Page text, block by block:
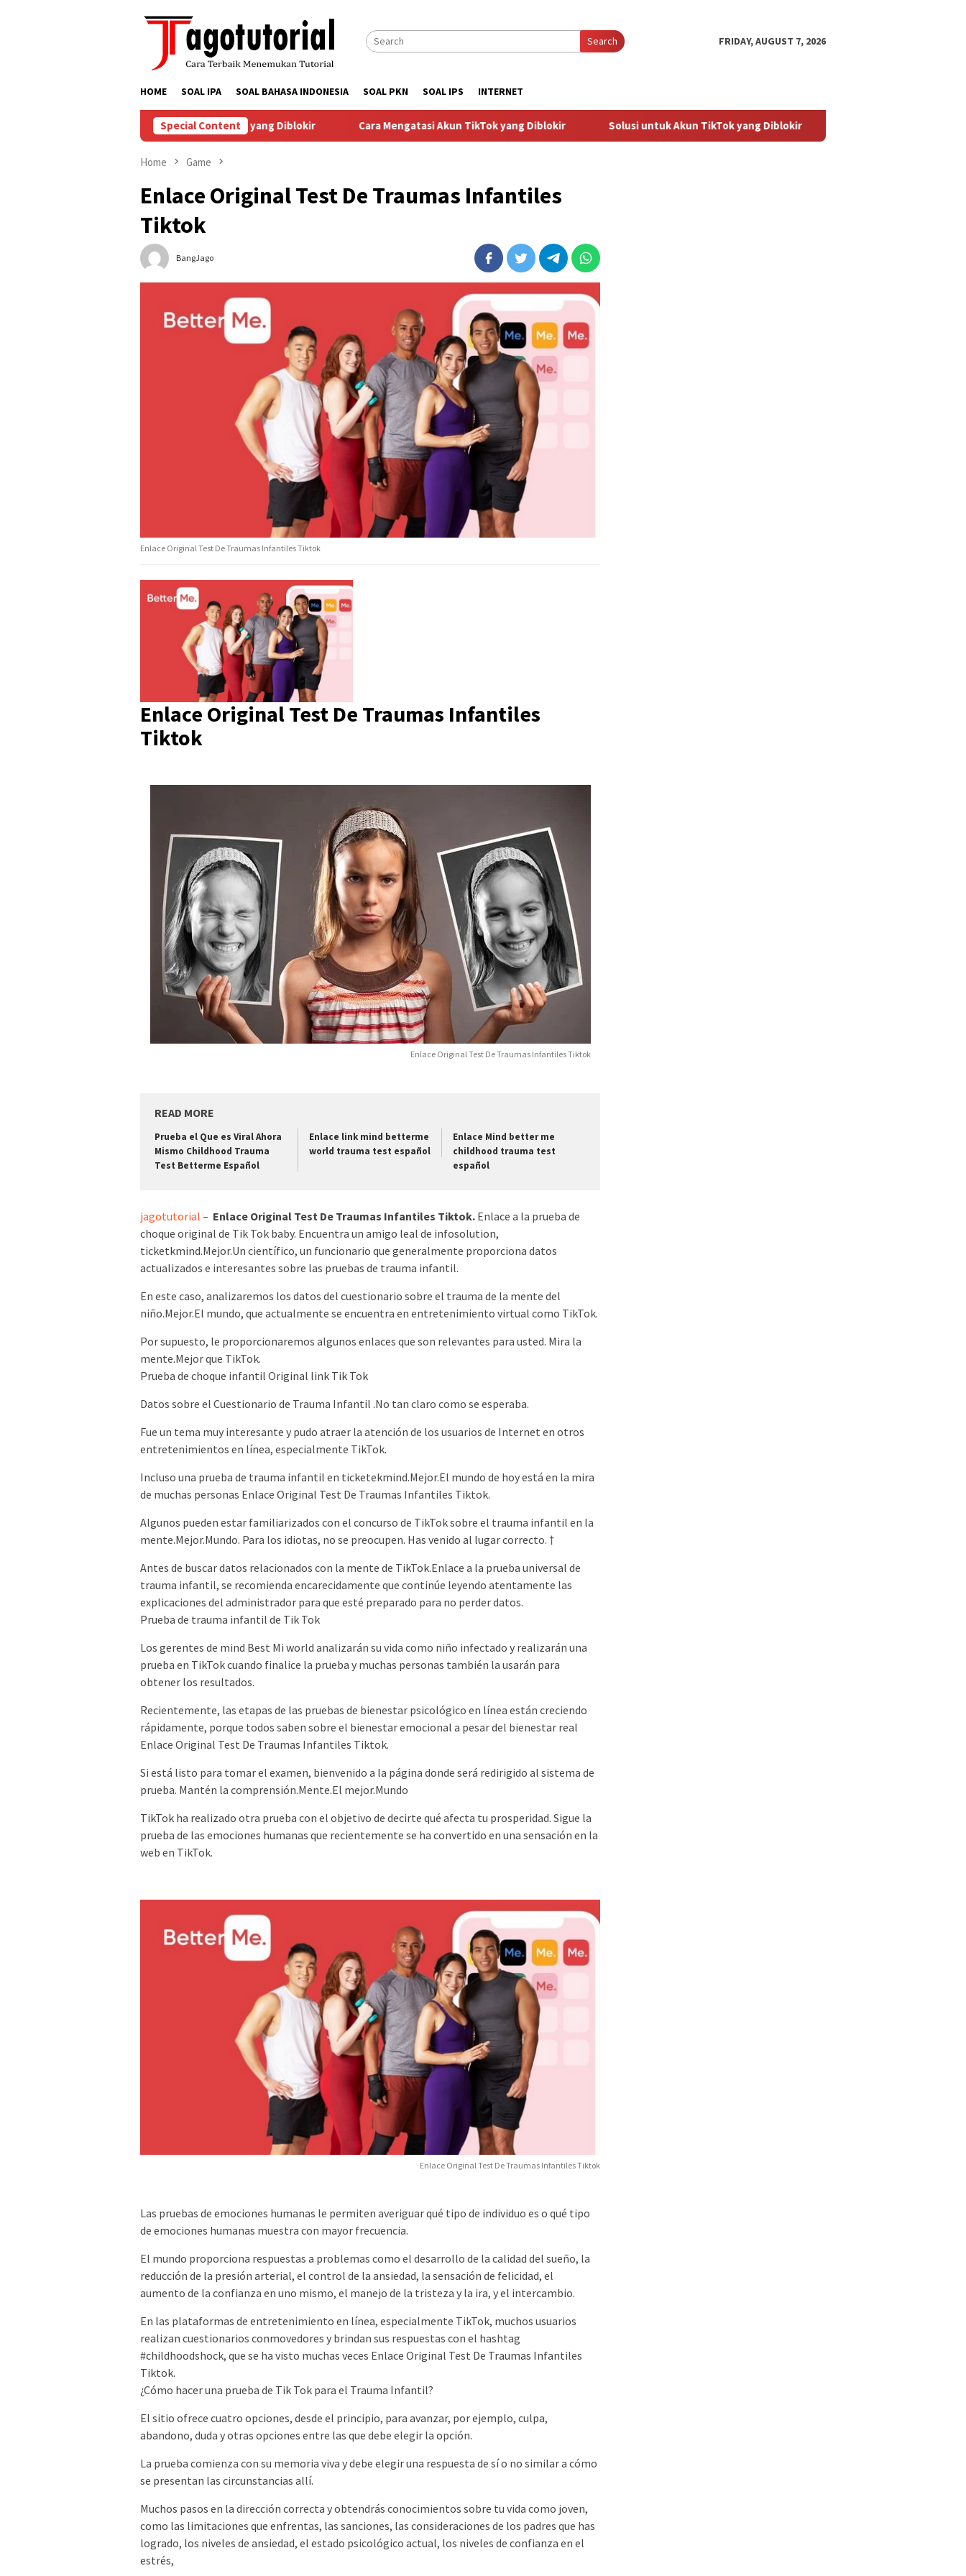
Search FRIDAY, AUGUST 7, 2026
HOME SOAL IPA SOAL BAHASA INDONESIA SOAL PKN SOAL IPS INTERNET
Special Content
Masalah Akun TikTok yang Diblokir Cara Mengatasi Akun TikTok yang Diblokir Solusi untuk Akun TikTok yang Diblokir Panduan untuk Mengaktifkan
Home Game
Enlace Original Test De Traumas Infantiles
Tiktok
BangJago
Enlace Original Test De Traumas Infantiles Tiktok
Enlace Original Test De Traumas Infantiles
Tiktok
Enlace Original Test De Traumas Infantiles Tiktok
READ MORE
Prueba el Que es Viral Ahora
Mismo Childhood Trauma
Test Betterme Español
Enlace link mind betterme
world trauma test español
Enlace Mind better me
childhood trauma test
español
jagotutorial – Enlace Original Test De Traumas Infantiles Tiktok. Enlace a la prueba de
choque original de Tik Tok baby. Encuentra un amigo leal de infosolution,
ticketkmind.Mejor.Un científico, un funcionario que generalmente proporciona datos
actualizados e interesantes sobre las pruebas de trauma infantil.
En este caso, analizaremos los datos del cuestionario sobre el trauma de la mente del
niño.Mejor.El mundo, que actualmente se encuentra en entretenimiento virtual como TikTok.
Por supuesto, le proporcionaremos algunos enlaces que son relevantes para usted. Mira la
mente.Mejor que TikTok.
Prueba de choque infantil Original link Tik Tok
Datos sobre el Cuestionario de Trauma Infantil .No tan claro como se esperaba.
Fue un tema muy interesante y pudo atraer la atención de los usuarios de Internet en otros
entretenimientos en línea, especialmente TikTok.
Incluso una prueba de trauma infantil en ticketekmind.Mejor.El mundo de hoy está en la mira
de muchas personas Enlace Original Test De Traumas Infantiles Tiktok.
Algunos pueden estar familiarizados con el concurso de TikTok sobre el trauma infantil en la
mente.Mejor.Mundo. Para los idiotas, no se preocupen. Has venido al lugar correcto. †
Antes de buscar datos relacionados con la mente de TikTok.Enlace a la prueba universal de
trauma infantil, se recomienda encarecidamente que continúe leyendo atentamente las
explicaciones del administrador para que esté preparado para no perder datos.
Prueba de trauma infantil de Tik Tok
Los gerentes de mind Best Mi world analizarán su vida como niño infectado y realizarán una
prueba en TikTok cuando finalice la prueba y muchas personas también la usarán para
obtener los resultados.
Recientemente, las etapas de las pruebas de bienestar psicológico en línea están creciendo
rápidamente, porque todos saben sobre el bienestar emocional a pesar del bienestar real
Enlace Original Test De Traumas Infantiles Tiktok.
Si está listo para tomar el examen, bienvenido a la página donde será redirigido al sistema de
prueba. Mantén la comprensión.Mente.El mejor.Mundo
TikTok ha realizado otra prueba con el objetivo de decirte qué afecta tu prosperidad. Sigue la
prueba de las emociones humanas que recientemente se ha convertido en una sensación en la
web en TikTok.
Enlace Original Test De Traumas Infantiles Tiktok
Las pruebas de emociones humanas le permiten averiguar qué tipo de individuo es o qué tipo
de emociones humanas muestra con mayor frecuencia.
El mundo proporciona respuestas a problemas como el desarrollo de la calidad del sueño, la
reducción de la presión arterial, el control de la ansiedad, la sensación de felicidad, el
aumento de la confianza en uno mismo, el manejo de la tristeza y la ira, y el intercambio.
En las plataformas de entretenimiento en línea, especialmente TikTok, muchos usuarios
realizan cuestionarios conmovedores y brindan sus respuestas con el hashtag
#childhoodshock, que se ha visto muchas veces Enlace Original Test De Traumas Infantiles
Tiktok.
¿Cómo hacer una prueba de Tik Tok para el Trauma Infantil?
El sitio ofrece cuatro opciones, desde el principio, para avanzar, por ejemplo, culpa,
abandono, duda y otras opciones entre las que debe elegir la opción.
La prueba comienza con su memoria viva y debe elegir una respuesta de sí o no similar a cómo
se presentan las circunstancias allí.
Muchos pasos en la dirección correcta y obtendrás conocimientos sobre tu vida como joven,
como las limitaciones que enfrentas, las sanciones, las consideraciones de los padres que has
logrado, los niveles de ansiedad, el estado psicológico actual, los niveles de confianza en el
estrés,